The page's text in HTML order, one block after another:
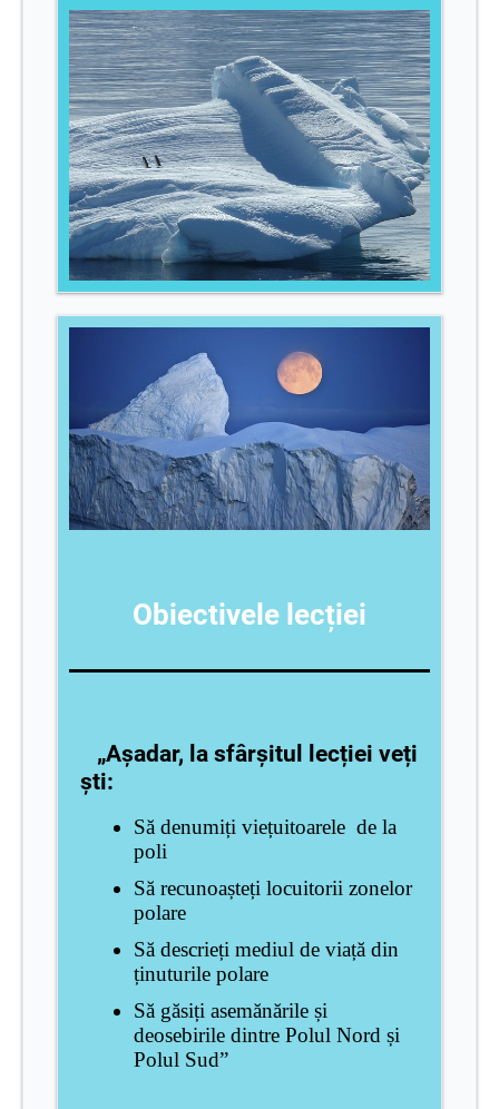
Obiectivele lecției
„Așadar, la sfârșitul lecției veți
ști:
Să denumiți viețuitoarele de la
poli
Să recunoașteți locuitorii zonelor
polare
Să descrieți mediul de viață din
ținuturile polare
Să găsiți asemănările și
deosebirile dintre Polul Nord și
Polul Sud”